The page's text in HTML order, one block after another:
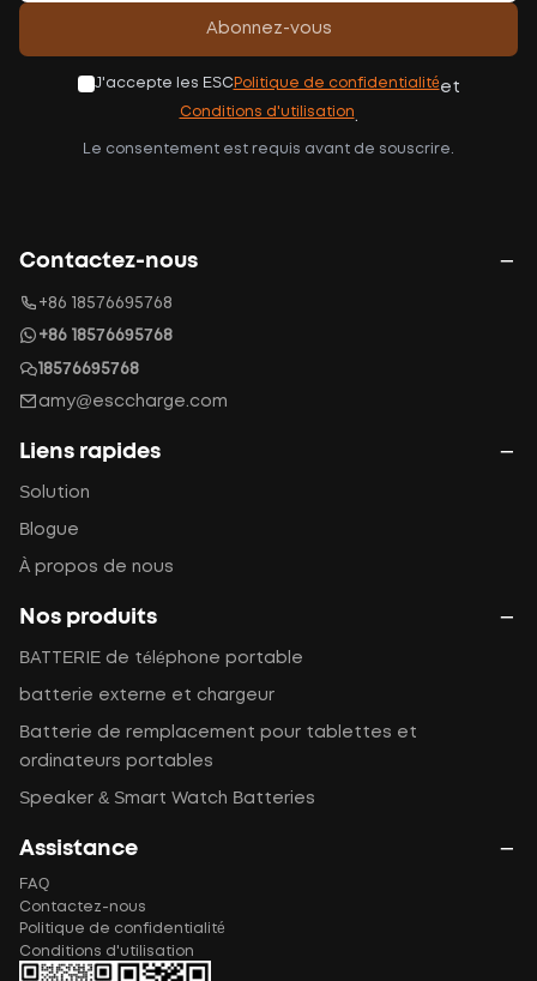
Abonnez-vous
J'accepte les ESC Politique de confidentialitéet
Conditions d'utilisation.
Le consentement est requis avant de souscrire.
Contactez-nous
+86 18576695768
+86 18576695768
18576695768
amy@esccharge.com
Liens rapides
Solution
Blogue
À propos de nous
Nos produits
BATTERIE de téléphone portable
batterie externe et chargeur
Batterie de remplacement pour tablettes et
ordinateurs portables
Speaker & Smart Watch Batteries
Assistance
FAQ
Contactez-nous
Politique de confidentialité
Conditions d'utilisation